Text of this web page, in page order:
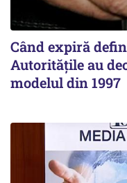
Când expiră
Autoritățile au
modelul din 1997